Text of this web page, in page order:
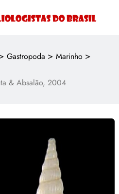
Gastropoda > Marinho >
& Absalão, 2004